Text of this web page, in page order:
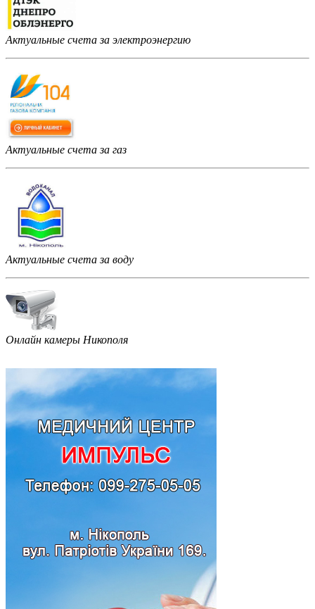
Актуальные счета за электроэнергию
Актуальные счета за газ
Актуальные счета за воду
Онлайн камеры Никополя